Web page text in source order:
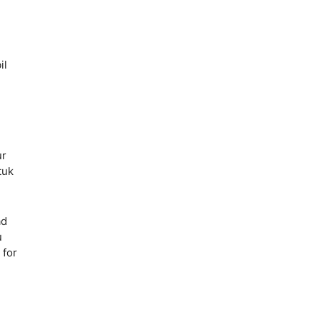
for